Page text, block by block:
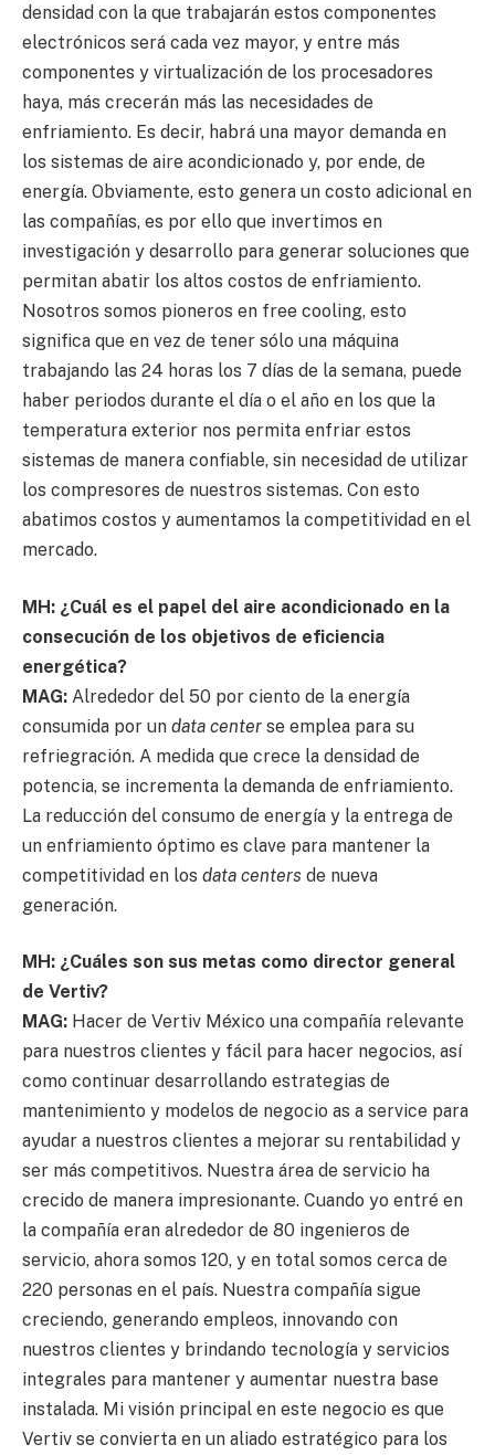
densidad con la que trabajarán estos componentes
electrónicos será cada vez mayor, y entre más
componentes y virtualización de los procesadores
haya, más crecerán más las necesidades de
enfriamiento. Es decir, habrá una mayor demanda en
los sistemas de aire acondicionado y, por ende, de
energía. Obviamente, esto genera un costo adicional en
las compañías, es por ello que invertimos en
investigación y desarrollo para generar soluciones que
permitan abatir los altos costos de enfriamiento.
Nosotros somos pioneros en free cooling, esto
significa que en vez de tener sólo una máquina
trabajando las 24 horas los 7 días de la semana, puede
haber periodos durante el día o el año en los que la
temperatura exterior nos permita enfriar estos
sistemas de manera confiable, sin necesidad de utilizar
los compresores de nuestros sistemas. Con esto
abatimos costos y aumentamos la competitividad en el
mercado.
MH: ¿Cuál es el papel del aire acondicionado en la
consecución de los objetivos de eficiencia
energética?
MAG: Alrededor del 50 por ciento de la energía
consumida por un data center se emplea para su
refriegración. A medida que crece la densidad de
potencia, se incrementa la demanda de enfriamiento.
La reducción del consumo de energía y la entrega de
un enfriamiento óptimo es clave para mantener la
competitividad en los data centers de nueva
generación.
MH: ¿Cuáles son sus metas como director general
de Vertiv?
MAG: Hacer de Vertiv México una compañía relevante
para nuestros clientes y fácil para hacer negocios, así
como continuar desarrollando estrategias de
mantenimiento y modelos de negocio as a service para
ayudar a nuestros clientes a mejorar su rentabilidad y
ser más competitivos. Nuestra área de servicio ha
crecido de manera impresionante. Cuando yo entré en
la compañía eran alrededor de 80 ingenieros de
servicio, ahora somos 120, y en total somos cerca de
220 personas en el país. Nuestra compañía sigue
creciendo, generando empleos, innovando con
nuestros clientes y brindando tecnología y servicios
integrales para mantener y aumentar nuestra base
instalada. Mi visión principal en este negocio es que
Vertiv se convierta en un aliado estratégico para los